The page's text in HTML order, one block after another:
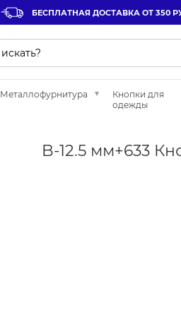
БЕСПЛАТНАЯ ДОСТАВКА ОТ 350
Металлофурнитура
Кнопки для
одежды
B-12.5 мм+633